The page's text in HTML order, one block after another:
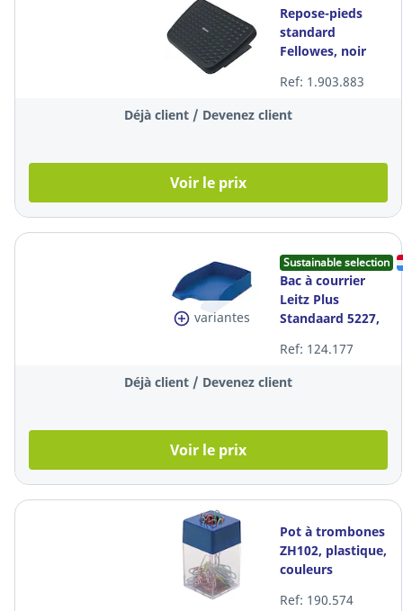
Repose-pieds
standard
Fellowes, noir
Ref: 1.903.883
Déjà client / Devenez client
Voir le prix
variantes
Sustainable selection
Bac à courrier
Leitz Plus
Standaard 5227,
Ref: 124.177
Déjà client / Devenez client
Voir le prix
Pot à trombones
ZH102, plastique,
couleurs
pièce
Ref: 190.574